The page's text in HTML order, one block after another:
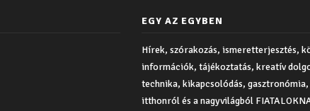
EGY AZ EGYBEN
Hírek, szórakozás, ismeretterjesztés,
információk, tájékoztatás, kreatív
technika, kikapcsolódás, gasztronómia,
itthonról és a nagyvilágból